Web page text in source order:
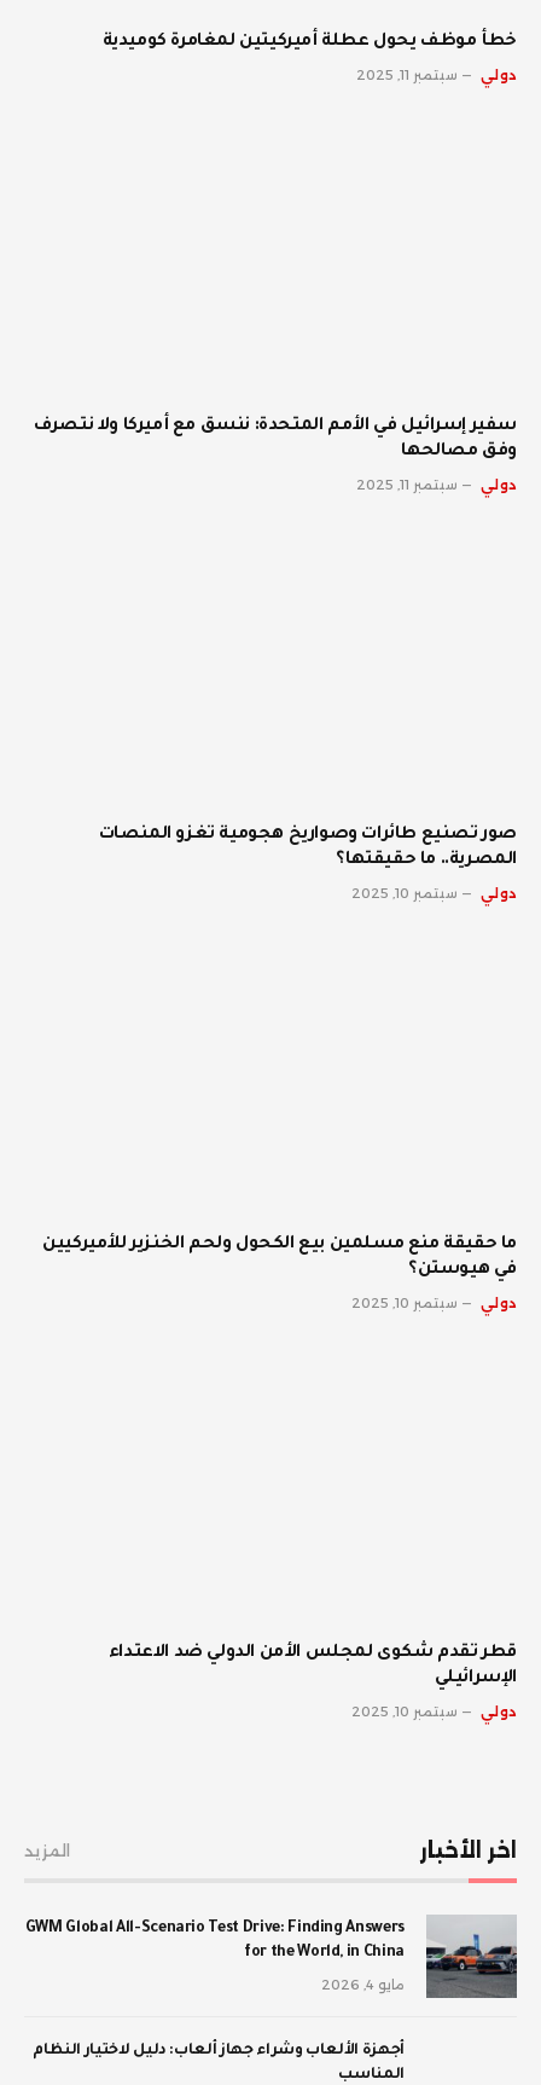
خطأ موظف يحول عطلة أميركيتين لمغامرة كوميدية
دولي سبتمبر 11, 2025
سفير إسرائيل في الأمم المتحدة: ننسق مع أميركا ولا نتصرف
وفق مصالحها
دولي سبتمبر 11, 2025
صور تصنيع طائرات وصواريخ هجومية تغزو المنصات
المصرية.. ما حقيقتها؟
دولي سبتمبر 10, 2025
ما حقيقة منع مسلمين بيع الكحول ولحم الخنزير للأميركيين
في هيوستن؟
دولي سبتمبر 10, 2025
قطر تقدم شكوى لمجلس الأمن الدولي ضد الاعتداء
الإسرائيلي
دولي سبتمبر 10, 2025
اخر الأخبار المزيد
GWM Global All-Scenario Test Drive: Finding Answers
for the World, in China
مايو 4, 2026
أجهزة الألعاب وشراء جهاز ألعاب: دليل لاختيار النظام
المناسب